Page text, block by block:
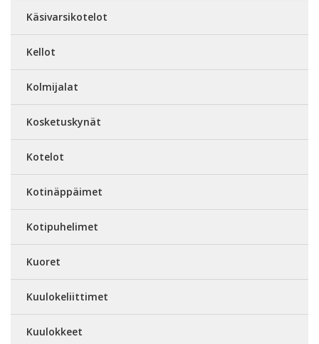
Käsivarsikotelot
Kellot
Kolmijalat
Kosketuskynät
Kotelot
Kotinäppäimet
Kotipuhelimet
Kuoret
Kuulokeliittimet
Kuulokkeet